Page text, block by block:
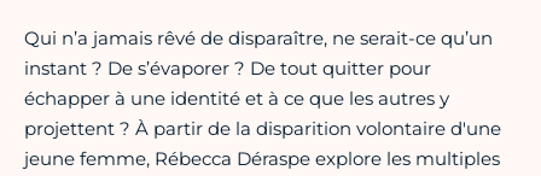
Qui n’a jamais rêvé de disparaître, ne serait-ce qu’un
instant ? De s’évaporer ? De tout quitter pour
échapper à une identité et à ce que les autres y
projettent ? À partir de la disparition volontaire d'une
jeune femme, Rébecca Déraspe explore les multiples